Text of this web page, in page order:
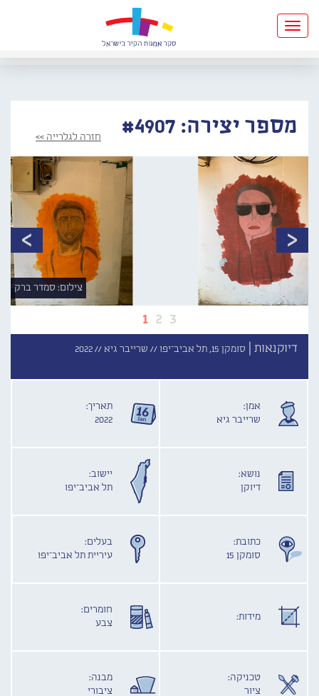
Toggle
navigation
מספר יצירה: #4907 חזרה לגלרייה >>
1 2 3
צילום: סמדר ברק
דיוקנאות | סומקן 15, תל אביב־יפו // שרייבר גיא //2022
אמן:
שרייבר גיא
תאריך:
2022
נושא:
דיוקן
יישוב:
תל אביב־יפו
כתובת:
סומקן 15
בעלים:
עיריית תל אביב־יפו
מידות:
חומרים:
צבע
טכניקה:
ציור
מבנה:
ציבורי